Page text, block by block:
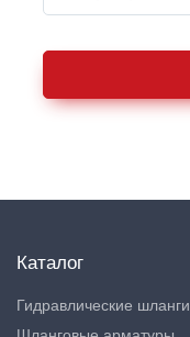
Каталог
Гидравлические шланги